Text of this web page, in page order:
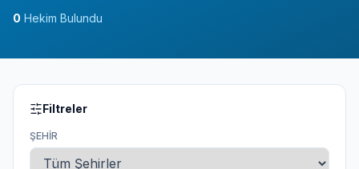
0 Hekim Bulundu
Filtreler
ŞEHIR